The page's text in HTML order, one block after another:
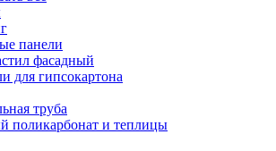
панели
фасадный
для гипсокартона
труба
поликарбонат и теплицы